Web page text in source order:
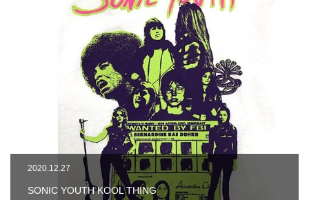
2020.12.27
SONIC YOUTH KOOL THING